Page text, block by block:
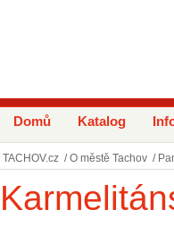
Domů Katalog
TACHOV.cz / O městě Tachov /